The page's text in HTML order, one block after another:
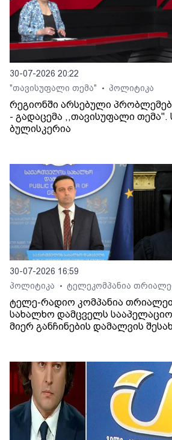
30-07-2026 20:22
"თავისუფალი თემა"
• პოლიტიკა
რეგიონში არსებული
- გადაცემა ,,თავისუფალი თემა".
ბულისკერია
30-07-2026 16:59
პოლიტიკა
• ტელეკომპანია
ტელე-რადიო კომპანია
სახალხო დამცველს
მიერ განჩინების დამალვის